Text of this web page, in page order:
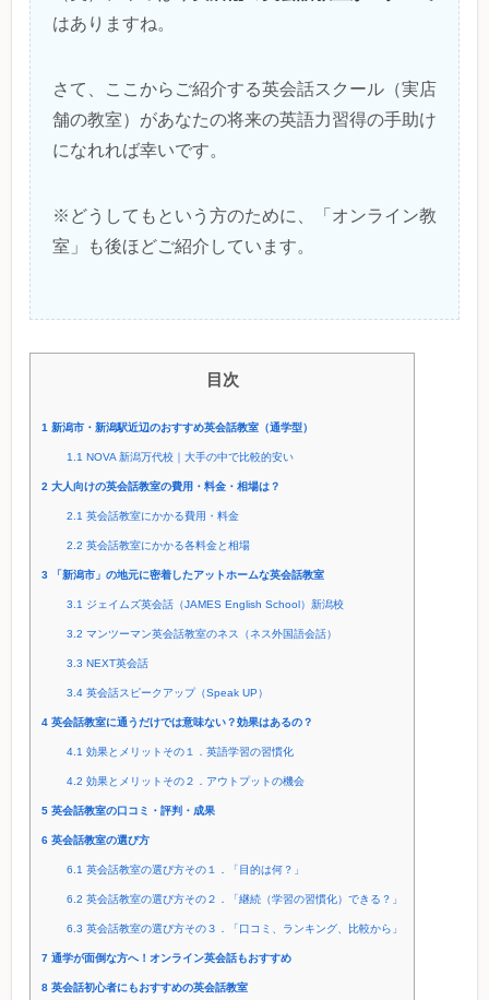
はありますね。
さて、ここからご紹介する英会話スクール（実店
舗の教室）があなたの将来の英語力習得の手助け
になれれば幸いです。
※どうしてもという方のために、「オンライン教
室」も後ほどご紹介しています。
目次
1 新潟市・新潟駅近辺のおすすめ英会話教室（通学型）
1.1 NOVA 新潟万代校｜大手の中で比較的安い
2 大人向けの英会話教室の費用・料金・相場は？
2.1 英会話教室にかかる費用・料金
2.2 英会話教室にかかる各料金と相場
3 「新潟市」の地元に密着したアットホームな英会話教室
3.1 ジェイムズ英会話（JAMES English School）新潟校
3.2 マンツーマン英会話教室のネス（ネス外国語会話）
3.3 NEXT英会話
3.4英会話スピークアップ（Speak UP）
4 英会話教室に通うだけでは意味ない？効果はあるの？
4.1 効果とメリットその１．英語学習の習慣化
4.2 効果とメリットその２．アウトプットの機会
5 英会話教室の口コミ・評判・成果
6 英会話教室の選び方
6.1 英会話教室の選び方その１．「目的は何？」
6.2 英会話教室の選び方その２．「継続（学習の習慣化）できる？」
6.3 英会話教室の選び方その３．「口コミ、ランキング、比較から」
7 通学が面倒な方へ！オンライン英会話もおすすめ
8 英会話初心者にもおすすめの英会話教室